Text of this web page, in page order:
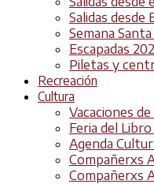
Salidas desde
Semana
Escapadas
Piletas y
Recreación
Cultura
Vacaciones
Feria del
Agenda
Compañerxs
Compañerxs